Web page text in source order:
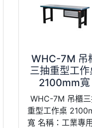
WHC-7M 吊
三抽重型工作
2100mm寬
WHC-7M 吊櫃
重型工作桌
寬 名稱：工業專